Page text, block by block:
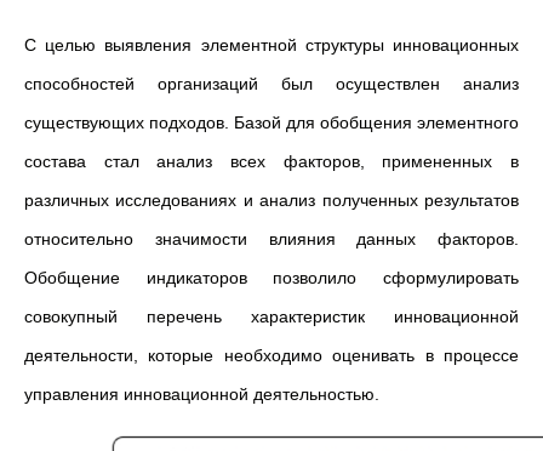
С целью выявления элементной структуры инновационных
способностей организаций был осуществлен анализ
существующих подходов. Базой для обобщения элементного
состава стал анализ всех факторов, примененных в
различных исследованиях и анализ полученных результатов
относительно значимости влияния данных факторов.
Обобщение индикаторов позволило сформулировать
совокупный перечень характеристик инновационной
деятельности, которые необходимо оценивать в процессе
управления инновационной деятельностью.